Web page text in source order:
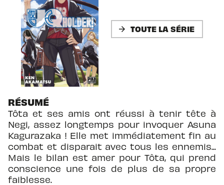
arrow_forward TOUTE LA SÉRIE
RÉSUMÉ
Tôta et ses amis ont réussi à tenir tête à
Negi, assez longtemps pour invoquer Asuna
Kagurazaka ! Elle met immédiatement fin au
combat et disparait avec tous les ennemis...
Mais le bilan est amer pour Tôta, qui prend
conscience une fois de plus de sa propre
faiblesse.